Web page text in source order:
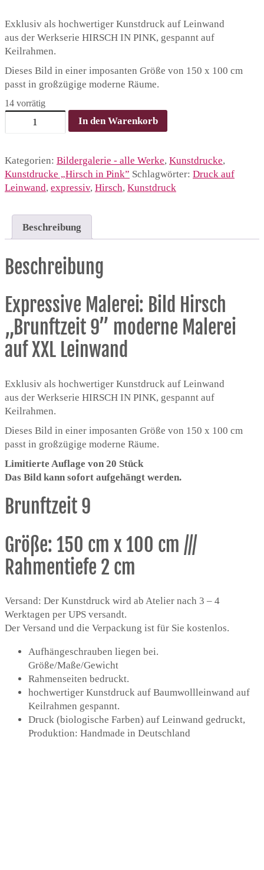
Exklusiv als hochwertiger Kunstdruck auf Leinwand
aus der Werkserie HIRSCH IN PINK, gespannt auf
Keilrahmen.
Dieses Bild in einer imposanten Größe von 150 x 100 cm
passt in großzügige moderne Räume.
14 vorrätig
Kunstdruck
|
Bild
Hirsch
XXL
Leinwand
In den Warenkorb
Kategorien: Bildergalerie - alle Werke, Kunstdrucke,
Kunstdrucke „Hirsch in Pink” Schlagwörter: Druck auf
Leinwand, expressiv, Hirsch, Kunstdruck
Beschreibung
Beschreibung
Expressive Malerei: Bild Hirsch
„Brunftzeit 9” moderne Malerei
auf XXL Leinwand
Exklusiv als hochwertiger Kunstdruck auf Leinwand
aus der Werkserie HIRSCH IN PINK, gespannt auf
Keilrahmen.
Dieses Bild in einer imposanten Größe von 150 x 100 cm
passt in großzügige moderne Räume.
Limitierte Auflage von 20 Stück
Das Bild kann sofort aufgehängt werden.
Brunftzeit 9
Größe: 150 cm x 100 cm ///
Rahmentiefe 2 cm
Versand: Der Kunstdruck wird ab Atelier nach 3 – 4
Werktagen per UPS versandt.
Der Versand und die Verpackung ist für Sie kostenlos.
Aufhängeschrauben liegen bei.
Größe/Maße/Gewicht
Rahmenseiten bedruckt.
hochwertiger Kunstdruck auf Baumwollleinwand auf
Keilrahmen gespannt.
Druck (biologische Farben) auf Leinwand gedruckt,
Produktion: Handmade in Deutschland